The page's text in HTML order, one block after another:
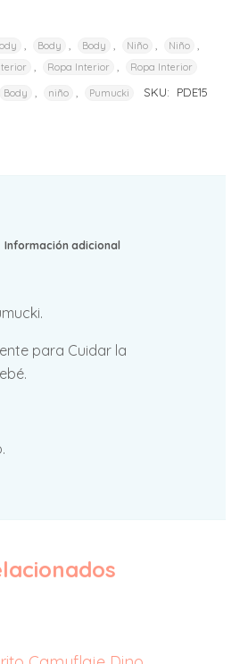
Body Body Niño Niño
Ropa Interior Ropa Interior
Body niño Pumucki SKU: PDE15
Información adicional
para Cuidar la